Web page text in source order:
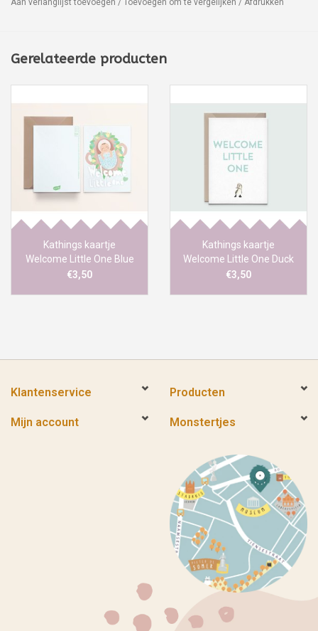
Gerelateerde producten
Kathings kaartje
Welcome Little One Blue
Baby
€3,50
Kathings kaartje
Welcome Little One Duck
€3,50
Klantenservice Producten
Mijn account Monstertjes